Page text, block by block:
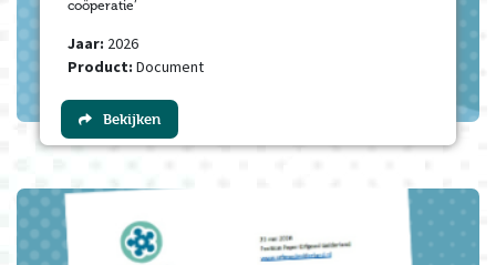
coöperatie’
Jaar: 2026
Product: Document
Bekijken